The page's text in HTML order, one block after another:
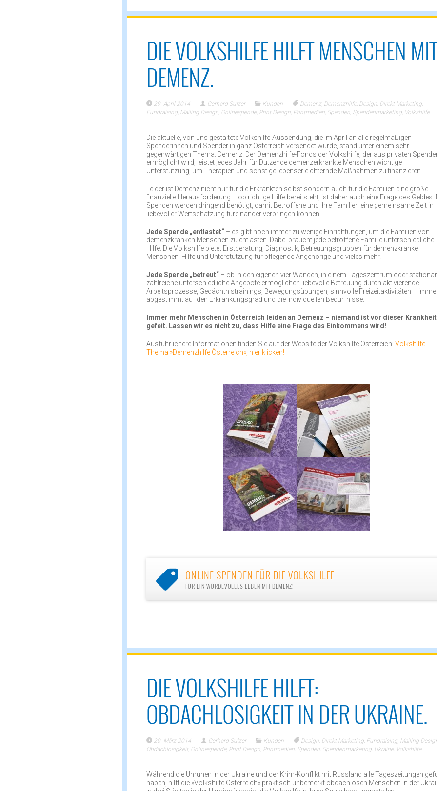
DIE VOLKSHILFE HILFT MENSCHEN
DEMENZ.
29. April 2014 Gerhard Sulzer Kunden Demenz, Demenzhilfe, Design, Direkt Marketing,
Fundraising, Mailing Design, Onlinespende, Print Design, Printmedien, Spenden, Spendenmarketing, Volkshilfe
Die aktuelle, von uns gestaltete Volkshilfe-Aussendung, die im April an alle regelmäßigen
Spenderinnen und Spender in ganz Österreich versendet wurde, stand unter einem sehr
gegenwärtigen Thema: Demenz. Der Demenzhilfe-Fonds der Volkshilfe, der aus privaten
ermöglicht wird, leistet jedes Jahr für Dutzende demenzerkrankte Menschen wichtige
Unterstützung, um Therapien und sonstige lebenserleichternde Maßnahmen zu finanzieren.
Leider ist Demenz nicht nur für die Erkrankten selbst sondern auch für die Familien eine große
finanzielle Herausforderung – ob richtige Hilfe bereitsteht, ist daher auch eine Frage des Geldes.
Spenden werden dringend benötigt, damit Betroffene und ihre Familien eine gemeinsame Zeit in
liebevoller Wertschätzung füreinander verbringen können.
Jede Spende „entlastet“ – es gibt noch immer zu wenige Einrichtungen, um die Familien von
demenzkranken Menschen zu entlasten. Dabei braucht jede betroffene Familie unterschiedliche
Hilfe. Die Volkshilfe bietet Erstberatung, Diagnostik, Betreuungsgruppen für demenzkranke
Menschen, Hilfe und Unterstützung für pflegende Angehörige und vieles mehr.
Jede Spende „betreut“ – ob in den eigenen vier Wänden, in einem Tageszentrum oder
zahlreiche unterschiedliche Angebote ermöglichen liebevolle Betreuung durch aktivierende
Arbeitsprozesse, Gedächtnistrainings, Bewegungsübungen, sinnvolle Freizeitaktivitäten –
abgestimmt auf den Erkrankungsgrad und die individuellen Bedürfnisse.
Immer mehr Menschen in Österreich leiden an Demenz – niemand ist vor dieser Krankheit
gefeit. Lassen wir es nicht zu, dass Hilfe eine Frage des Einkommens wird!
Ausführlichere Informationen finden Sie auf der Website der Volkshilfe Österreich: Volkshilfe-
Thema »Demenzhilfe Österreich«, hier klicken!
 ONLINE SPENDEN FÜR DIE VOLKSHILFE
FÜR EIN WÜRDEVOLLES LEBEN MIT DEMENZ!
DIE VOLKSHILFE HILFT:
OBDACHLOSIGKEIT IN DER UKRAINE.
20. März 2014 Gerhard Sulzer Kunden Design, Direkt Marketing, Fundraising, Mailing
Obdachlosigkeit, Onlinespende, Print Design, Printmedien, Spenden, Spendenmarketing, Ukraine, Volkshilfe
Während die Unruhen in der Ukraine und der Krim-Konflikt mit Russland alle Tageszeitungen
haben, hilft die »Volkshilfe Österreich« praktisch unbemerkt obdachlosen Menschen in der